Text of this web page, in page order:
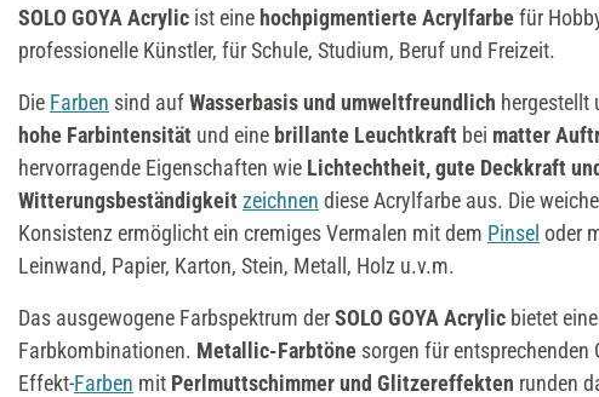
SOLO GOYA Acrylic ist einehochpigmentierte Acrylfarbe für
professionelle Künstler, für Schule, Studium, Beruf und Freizeit.
Die Farben sind aufWasserbasis und umweltfreundlich hergestellt
hohe Farbintensität und eine brillante Leuchtkraft bei matter
hervorragende Eigenschaften wie Lichtechtheit, gute Deckkraft
Witterungsbeständigkeit zeichnen diese Acrylfarbe aus. Die
Konsistenz ermöglicht ein cremiges Vermalen mit dem Pinsel oder
Leinwand, Papier, Karton, Stein, Metall, Holz u.v.m.
Das ausgewogene Farbspektrum derSOLO GOYA Acrylic bietet
Farbkombinationen. Metallic-Farbtöne sorgen für entsprechenden
Effekt-Farben mit Perlmuttschimmer und Glitzereffekten runden